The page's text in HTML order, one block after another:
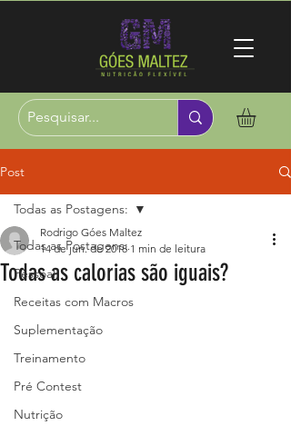
Post
Todas as Postagens:
Pessoal
Receitas com Macros
Suplementação
Treinamento
Pré Contest
Nutrição
Todas as Postagens:
Todas as calorias são iguais?
Rodrigo Góes Maltez
14 de jun. de 2018 1 min de leitura